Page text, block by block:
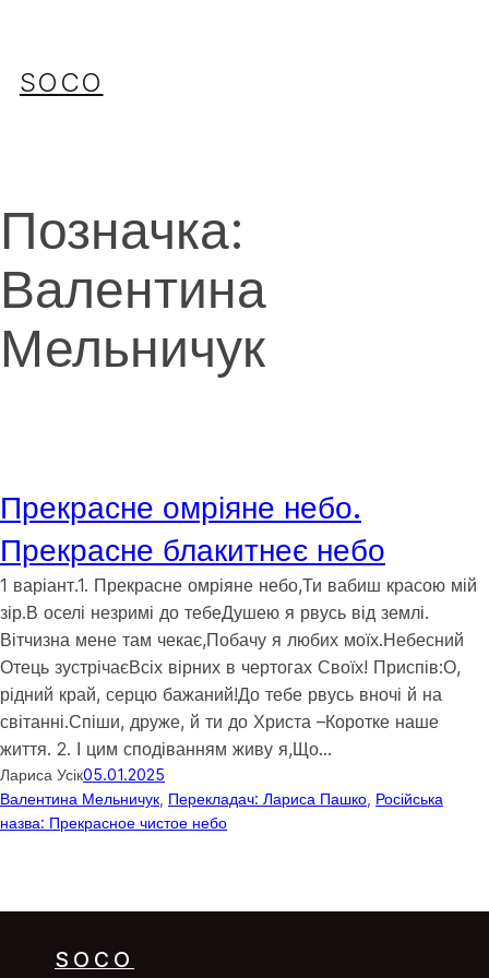
SOCO
Позначка:
Валентина
Мельничук
Прекрасне омріяне небо.
Прекрасне блакитнеє небо
1 варіант.1. Прекрасне омріяне небо,Ти вабиш красою мій
зір.В оселі незримі до тебеДушею я рвусь від землі.
Вітчизна мене там чекає,Побачу я любих моїх.Небесний
Отець зустрічаєВсіх вірних в чертогах Своїх! Приспів:О,
рідний край, серцю бажаний!До тебе рвусь вночі й на
світанні.Спіши, друже, й ти до Христа –Коротке наше
життя. 2. І цим сподіванням живу я,Що…
Лариса Усік05.01.2025
Валентина Мельничук Перекладач: Лариса Пашко Російська
назва: Прекрасное чистое небо
SOCO